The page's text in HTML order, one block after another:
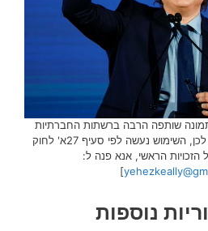
שותפה הרבה ברשתות החברתיות
ובעל הזכויות שבה לא אותר. לכן, השימוש נעשה לפי סעיף 27א' לחוק
הזכויות הראשי, אנא פנה ל:
]
נוספות